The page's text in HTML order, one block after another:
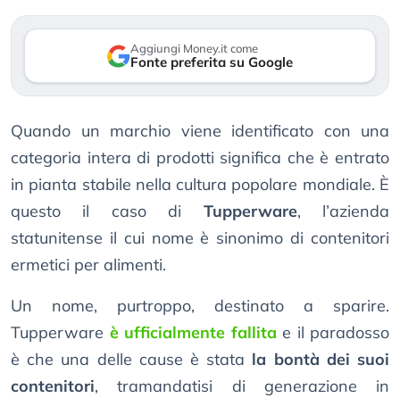
Aggiungi Money.it come
Fonte preferita su Google
Quando un marchio viene identificato con una
categoria intera di prodotti significa che è entrato
in pianta stabile nella cultura popolare mondiale. È
questo il caso di Tupperware, l’azienda
statunitense il cui nome è sinonimo di contenitori
ermetici per alimenti.
Un nome, purtroppo, destinato a sparire.
Tupperware è ufficialmente fallita e il paradosso
è che una delle cause è stata la bontà dei suoi
contenitori, tramandatisi di generazione in